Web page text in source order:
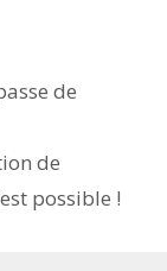
de
de
possible !